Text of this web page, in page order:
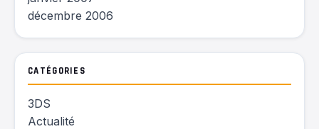
décembre 2006
CATÉGORIES
3DS
Actualité